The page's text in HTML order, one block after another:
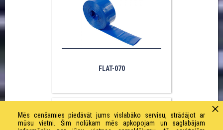
FLAT-070
Mēs cenšamies piedāvāt jums vislabāko servisu, strādājot ar
mūsu vietni. Šim nolūkam mēs apkopojam un saglabājam